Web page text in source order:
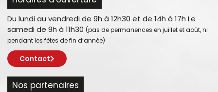
Du lundi au vendredi de 9h à 12h30 et de 14h à 17h Le
samedi de 9h à 11h30 (pas de permanences en juillet et août, ni
pendant les fêtes de fin d’année)
Contact
Nos partenaires